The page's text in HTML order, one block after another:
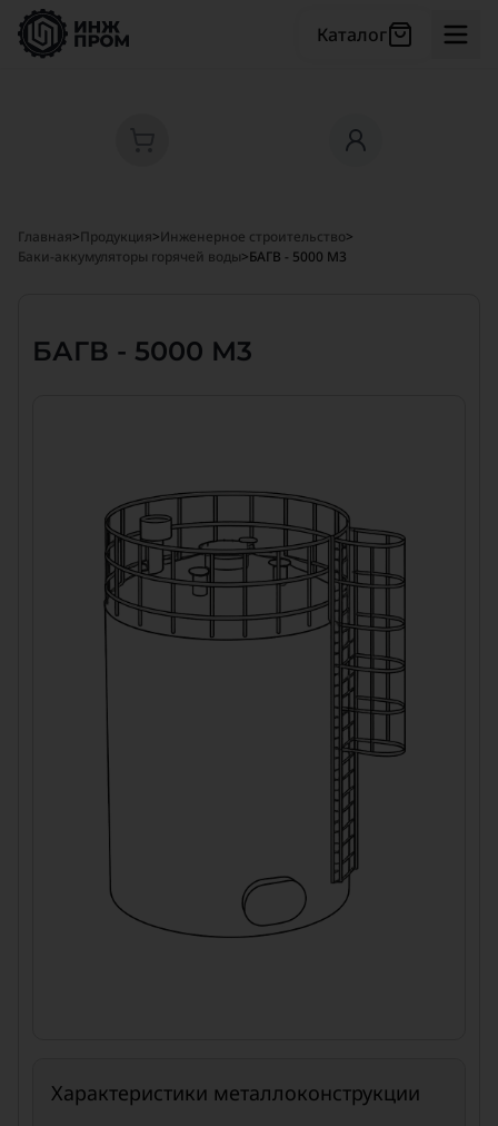
Каталог
Главная>Продукция>Инженерное строительство>
Баки-аккумуляторы горячей воды>БАГВ - 5000 М3
БАГВ - 5000 М3
Характеристики металлоконструкции